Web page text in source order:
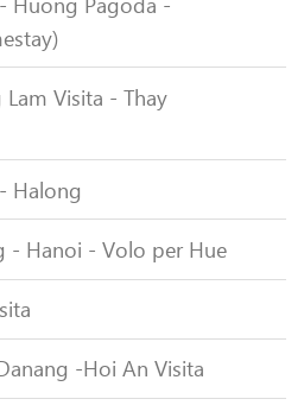
Visita - Thay
Halong
- Hanoi - Volo per Hue
-Hoi An Visita